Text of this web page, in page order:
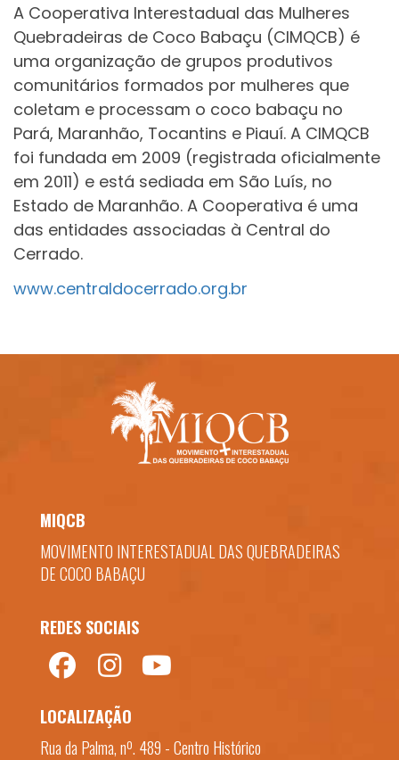
A Cooperativa Interestadual das Mulheres
Quebradeiras de Coco Babaçu (CIMQCB) é
uma organização de grupos produtivos
comunitários formados por mulheres que
coletam e processam o coco babaçu no
Pará, Maranhão, Tocantins e Piauí. A CIMQCB
foi fundada em 2009 (registrada oficialmente
em 2011) e está sediada em São Luís, no
Estado de Maranhão. A Cooperativa é uma
das entidades associadas à Central do
Cerrado.
www.centraldocerrado.org.br
MIQCB
MOVIMENTO INTERESTADUAL DAS QUEBRADEIRAS
DE COCO BABAÇU
REDES SOCIAIS
LOCALIZAÇÃO
Rua da Palma, nº. 489 - Centro Histórico